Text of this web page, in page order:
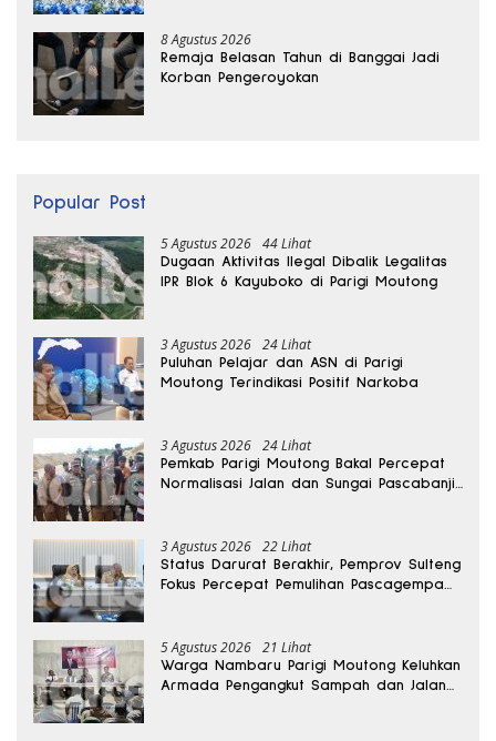
8 Agustus 2026
Remaja Belasan Tahun di Banggai Jadi
Korban Pengeroyokan
Popular Post
5 Agustus 2026 44 Lihat
Dugaan Aktivitas Ilegal Dibalik Legalitas
IPR Blok 6 Kayuboko di Parigi Moutong
3 Agustus 2026 24 Lihat
Puluhan Pelajar dan ASN di Parigi
Moutong Terindikasi Positif Narkoba
3 Agustus 2026 24 Lihat
Pemkab Parigi Moutong Bakal Percepat
Normalisasi Jalan dan Sungai Pascabanjir
3 Agustus 2026 22 Lihat
Status Darurat Berakhir, Pemprov Sulteng
Fokus Percepat Pemulihan Pascagempa
5 Agustus 2026 21 Lihat
Warga Nambaru Parigi Moutong Keluhkan
Armada Pengangkut Sampah dan Jalan